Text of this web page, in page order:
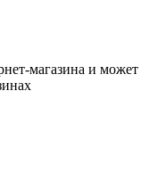
магазина и может